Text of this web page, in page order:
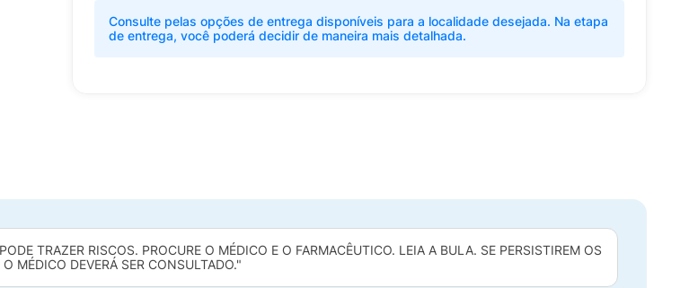
Consulte pelas opções de entrega disponíveis para a localidade desejada. Na etapa
de entrega, você poderá decidir de maneira mais detalhada.
TRAZER RISCOS. PROCURE O MÉDICO E O FARMACÊUTICO. LEIA A BULA. SE PERSISTIREM OS
MÉDICO DEVERÁ SER CONSULTADO."